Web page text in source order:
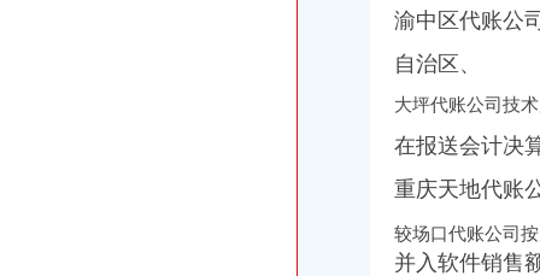
渝中区重庆天地公寓,现房买一层送一层,品质大盘轻轨房,渝中化龙
重庆天地是否属于渝中区有商铺卖没有价格多少–安居客房产问答
[重庆渝中区]瑞安重庆天地室内设计[信息有效期：6天]-我要设计-室内
【庐区三孝口专业注册公司代账报税欢迎来电咨询丁莉免费申请一
舵落口专业代理企业记账公司变更注销转让-湖北武汉会计审计信息
渝中区代账公
自治区、
大坪代账公司技
在报送会计决
重庆天地代账
较场口代账公司
并入软件销售